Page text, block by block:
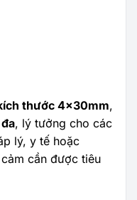
thước 4x30mm,
, lý tưởng cho các
lý, y tế hoặc
cần được tiêu